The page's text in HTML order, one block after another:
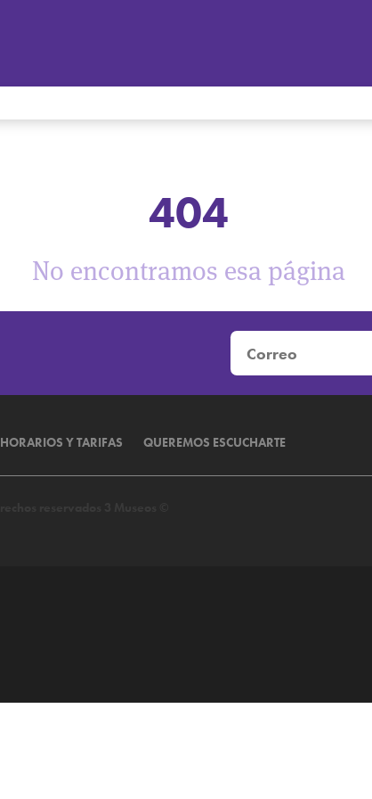
404
No encontramos esa página
HORARIOS Y TARIFAS QUEREMOS ESCUCHARTE